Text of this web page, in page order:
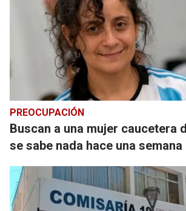
PREOCUPACIÓN
Buscan a una mujer caucetera
se sabe nada hace una semana